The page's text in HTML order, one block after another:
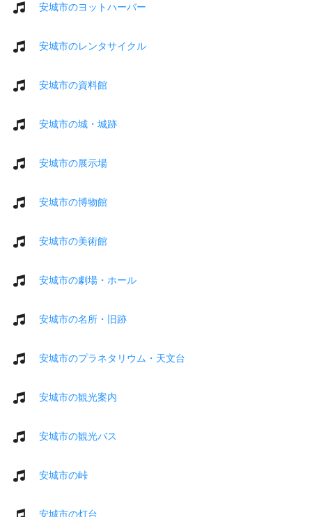
安城市のヨットハーバー
安城市のレンタサイクル
安城市の資料館
安城市の城・城跡
安城市の展示場
安城市の博物館
安城市の美術館
安城市の劇場・ホール
安城市の名所・旧跡
安城市のプラネタリウム・天文台
安城市の観光案内
安城市の観光バス
安城市の峠
安城市の灯台